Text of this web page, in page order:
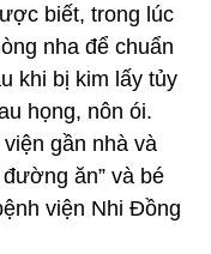
biết, trong lúc
nha để chuẩn
khi bị kim lấy tủy
họng, nôn ói.
gần nhà và
ăn” và bé
viện Nhi Đồng